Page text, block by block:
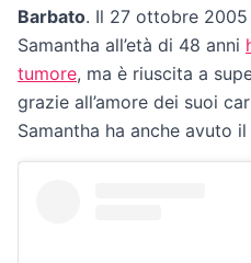
Barbato. Il 27 ottobre
Samantha all’età di 48 anni
tumore, ma è riuscita a
grazie all’amore dei suoi
Samantha ha anche avuto il